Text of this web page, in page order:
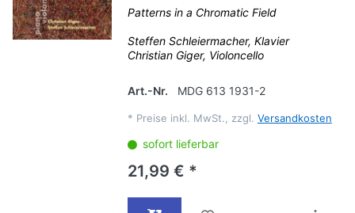
Patterns in a Chromatic Field
Steffen Schleiermacher, Klavier
Christian Giger, Violoncello
Art.-Nr. MDG 613 1931-2
* Preise inkl. MwSt., zzgl. Versandkosten
sofort lieferbar
21,99 € *